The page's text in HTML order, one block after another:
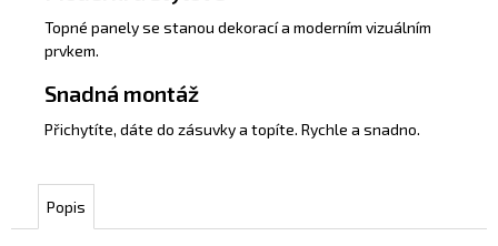
Topné panely se stanou dekorací a moderním vizuálním
prvkem.
Snadná montáž
Přichytíte, dáte do zásuvky a topíte. Rychle a snadno.
Popis